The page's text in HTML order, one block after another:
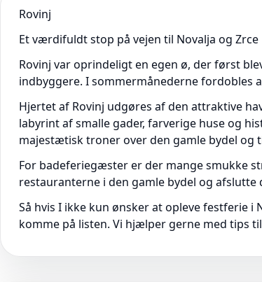
Rovinj
Et værdifuldt stop på vejen til Novalja og
Rovinj var oprindeligt en egen ø, der først
indbyggere. I sommermånederne fordobles
Hjertet af Rovinj udgøres af den attraktive
labyrint af smalle gader, farverige huse og
majestætisk troner over den gamle bydel og
For badeferiegæster er der mange smukke
restauranterne i den gamle bydel og afslutte
Så hvis I ikke kun ønsker at opleve festferie
komme på listen. Vi hjælper gerne med tips